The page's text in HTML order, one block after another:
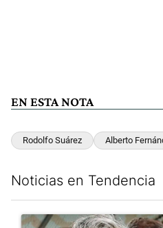
EN ESTA NOTA
Rodolfo Suárez Alberto
Noticias en Tendencia
Un artículo de tendencia con